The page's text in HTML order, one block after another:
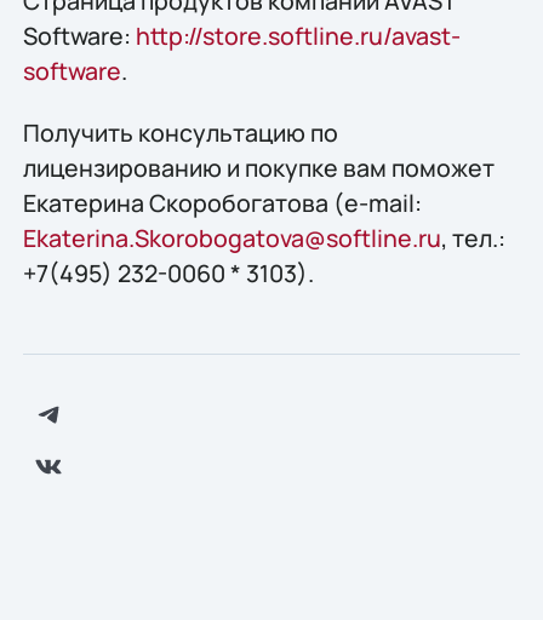
Software: http://store.softline.ru/avast-
software.
Получить конcультацию по
лицензированию и покупке вам поможет
Екатерина Скоробогатова (e-mail:
Ekaterina.Skorobogatova@softline.ru, тел.:
+7(495) 232-0060 * 3103).